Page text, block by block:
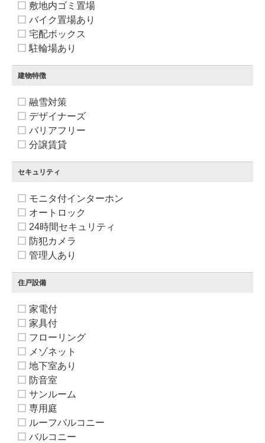
敷地内ゴミ置場
バイク置場あり
宅配ボックス
駐輪場あり
建物特徴
融雪対策
デザイナーズ
バリアフリー
分譲賃貸
セキュリティ
モニタ付インターホン
オートロック
24時間セキュリティ
防犯カメラ
管理人あり
住戸設備
家電付
家具付
フローリング
メゾネット
地下室あり
防音室
サンルーム
専用庭
ルーフバルコニー
バルコニー